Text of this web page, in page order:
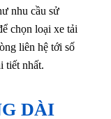
nhu cầu sử
chọn loại xe tải
liên hệ tới số
tiết nhất.
DÀI